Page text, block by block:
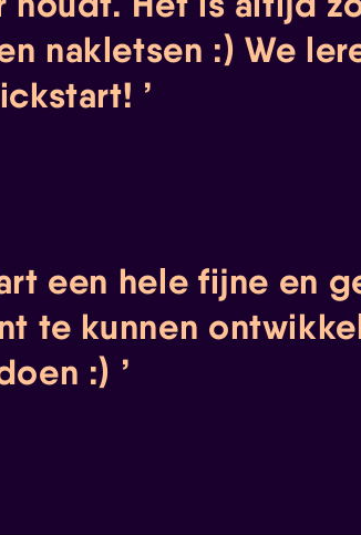
nakletsen :) We
een hele fijne en
te kunnen
:)